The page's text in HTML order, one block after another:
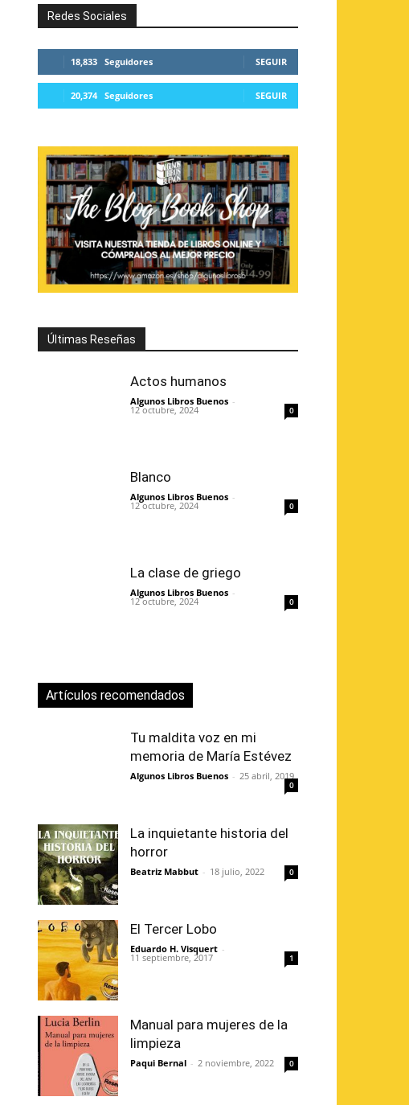
Redes Sociales
18,833 Seguidores SEGUIR
20,374 Seguidores SEGUIR
Últimas Reseñas
Actos humanos
Algunos Libros Buenos -
12 octubre, 2024 0
Blanco
Algunos Libros Buenos -
12 octubre, 2024 0
La clase de griego
Algunos Libros Buenos -
12 octubre, 2024 0
Artículos recomendados
Tu maldita voz en mi
memoria de María Estévez
Algunos Libros Buenos - 25 abril, 2019
0
La inquietante historia del
horror
Beatriz Mabbut - 18 julio, 2022 0
El Tercer Lobo
Eduardo H. Visquert -
11 septiembre, 2017 1
Manual para mujeres de la
limpieza
Paqui Bernal - 2 noviembre, 2022 0